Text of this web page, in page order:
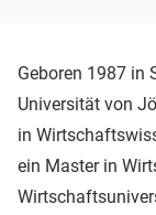
Geboren 1987 in
Universität von
in
ein Master in